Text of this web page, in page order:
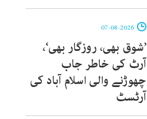
’شوق بھی، روزگار بھی‘،
آرٹ کی خاطر جاب
چھوڑنے والی اسلام آباد کی
آرٹسٹ